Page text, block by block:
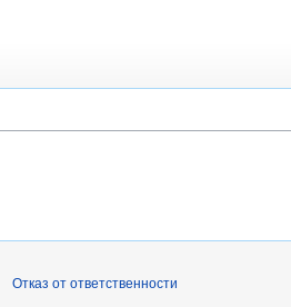
Отказ от ответственности